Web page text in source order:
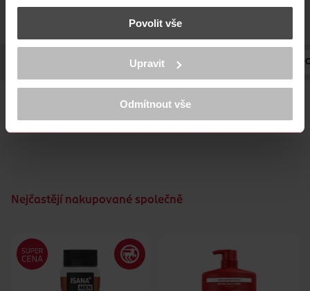
Zjistěte více o tom, jak zpracováváme vaše osobní údaje, a nastavte
části s podrobnostmi . Svůj souhlas můžete kdykoliv
K provozu stránek, personalizaci obsahu a reklam, funkcí sociálních
médií, analýze návštěvnosti, které mohou nést osobní údaje.
Více najdete vprohlášení o ochraně osobních údajů.
Děkujeme za pochopení. >více o cookies<
Povolit vše
Upravit
Odmítnout vše
SLOŽENÍ OBJEM NÁZEV VÝROBCE/
osvěžuje, zatímco bohatá, dřevitá ambra zanechává jemný
dojem
Nejčastějí nakupované společně